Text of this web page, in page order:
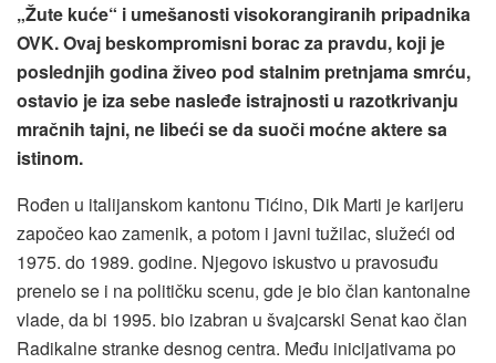
„Žute kuće“ i umešanosti visokorangiranih pripadnika
OVK. Ovaj beskompromisni borac za pravdu, koji je
poslednjih godina živeo pod stalnim pretnjama smrću,
ostavio je iza sebe nasleđe istrajnosti u razotkrivanju
mračnih tajni, ne libeći se da suoči moćne aktere sa
istinom.
Rođen u italijanskom kantonu Tićino, Dik Marti je karijeru
započeo kao zamenik, a potom i javni tužilac, služeći od
1975. do 1989. godine. Njegovo iskustvo u pravosuđu
prenelo se i na političku scenu, gde je bio član kantonalne
vlade, da bi 1995. bio izabran u švajcarski Senat kao član
Radikalne stranke desnog centra. Među inicijativama po